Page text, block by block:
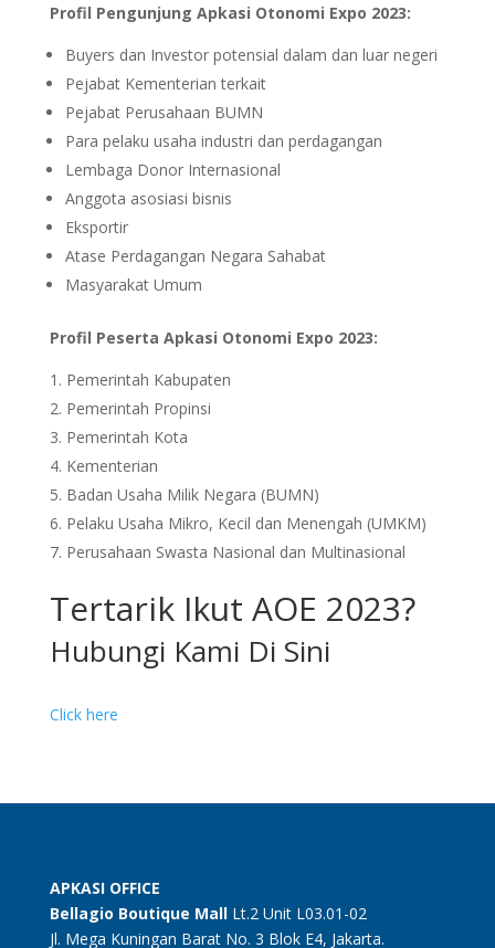
Profil Pengunjung Apkasi Otonomi Expo 2023:
Buyers dan Investor potensial dalam dan luar negeri
Pejabat Kementerian terkait
Pejabat Perusahaan BUMN
Para pelaku usaha industri dan perdagangan
Lembaga Donor Internasional
Anggota asosiasi bisnis
Eksportir
Atase Perdagangan Negara Sahabat
Masyarakat Umum
Profil Peserta Apkasi Otonomi Expo 2023:
Pemerintah Kabupaten
Pemerintah Propinsi
Pemerintah Kota
Kementerian
Badan Usaha Milik Negara (BUMN)
Pelaku Usaha Mikro, Kecil dan Menengah (UMKM)
Perusahaan Swasta Nasional dan Multinasional
Tertarik Ikut AOE 2023?
Hubungi Kami Di Sini
Click here
APKASI OFFICE
Bellagio Boutique MallLt.2 Unit L03.01-02
Jl. Mega Kuningan Barat No. 3 Blok E4, Jakarta.